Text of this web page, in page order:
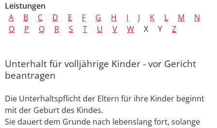
Leistungen
A
B C D E F G H I J K L M
N
O
P Q R S T U V W X Y Z
Unterhalt für volljährige Kinder - vor Gericht
beantragen
Die Unterhaltspflicht der Eltern für ihre Kinder beginnt
mit der Geburt des Kindes.
Sie dauert dem Grunde nach lebenslang fort, solange